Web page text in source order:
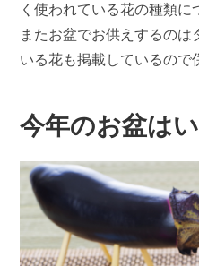
く使われている花の種類に
またお盆でお供えするのは
いる花も掲載しているので
今年のお盆は